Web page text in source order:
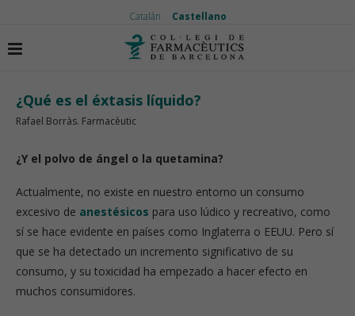
Catalán Castellano
Inicio El medicamento ¿Qué es el éxtasis líquido?
¿Qué es el éxtasis líquido?
Rafael Borràs. Farmacèutic
¿Y el polvo de ángel o la quetamina?
Actualmente, no existe en nuestro entorno un consumo
excesivo de anestésicos para uso lúdico y recreativo, como
sí se hace evidente en países como Inglaterra o EEUU. Pero sí
que se ha detectado un incremento significativo de su
consumo, y su toxicidad ha empezado a hacer efecto en
muchos consumidores.